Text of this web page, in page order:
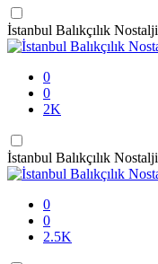
İstanbul Balıkçılık Nostalji
0
0
2K
İstanbul Balıkçılık Nostalji
0
0
2.5K